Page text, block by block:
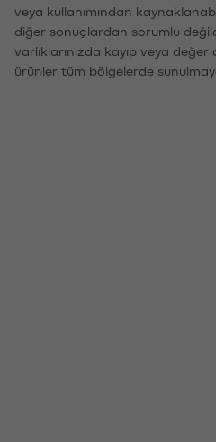
veya kullanımından
diğer sonuçlardan sorumlu
varlıklarınızda kayıp veya
ürünler tüm bölgelerde